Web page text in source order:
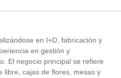
en I+D, fabricación y
en gestión y
El negocio principal se refiere
libre, cajas de flores, mesas y